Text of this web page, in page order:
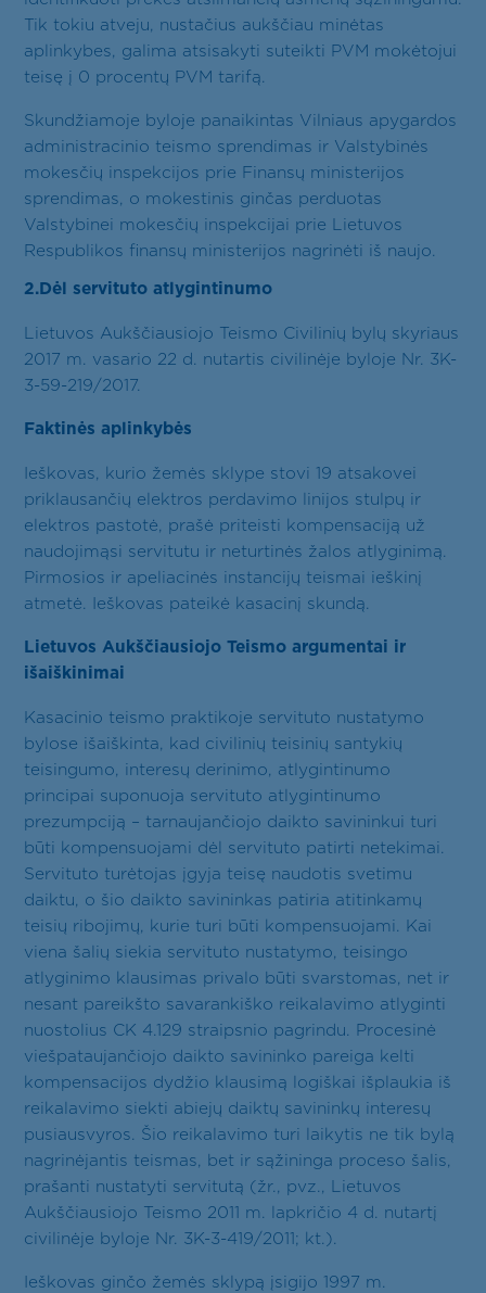
Tik tokiu atveju, nustačius aukščiau minėtas
aplinkybes, galima atsisakyti suteikti PVM mokėtojui
teisę į 0 procentų PVM tarifą.
Skundžiamoje byloje panaikintas Vilniaus apygardos
administracinio teismo sprendimas ir Valstybinės
mokesčių inspekcijos prie Finansų ministerijos
sprendimas, o mokestinis ginčas perduotas
Valstybinei mokesčių inspekcijai prie Lietuvos
Respublikos finansų ministerijos nagrinėti iš naujo.
2.Dėl servituto atlygintinumo
Lietuvos Aukščiausiojo Teismo Civilinių bylų skyriaus
2017 m. vasario 22 d. nutartis civilinėje byloje Nr. 3K-
3-59-219/2017.
Faktinės aplinkybės
Ieškovas, kurio žemės sklype stovi 19 atsakovei
priklausančių elektros perdavimo linijos stulpų ir
elektros pastotė, prašė priteisti kompensaciją už
naudojimąsi servitutu ir neturtinės žalos atlyginimą.
Pirmosios ir apeliacinės instancijų teismai ieškinį
atmetė. Ieškovas pateikė kasacinį skundą.
Lietuvos Aukščiausiojo Teismo argumentai ir
išaiškinimai
Kasacinio teismo praktikoje servituto nustatymo
bylose išaiškinta, kad civilinių teisinių santykių
teisingumo, interesų derinimo, atlygintinumo
principai suponuoja servituto atlygintinumo
prezumpciją – tarnaujančiojo daikto savininkui turi
būti kompensuojami dėl servituto patirti netekimai.
Servituto turėtojas įgyja teisę naudotis svetimu
daiktu, o šio daikto savininkas patiria atitinkamų
teisių ribojimų, kurie turi būti kompensuojami. Kai
viena šalių siekia servituto nustatymo, teisingo
atlyginimo klausimas privalo būti svarstomas, net ir
nesant pareikšto savarankiško reikalavimo atlyginti
nuostolius CK 4.129 straipsnio pagrindu. Procesinė
viešpataujančiojo daikto savininko pareiga kelti
kompensacijos dydžio klausimą logiškai išplaukia iš
reikalavimo siekti abiejų daiktų savininkų interesų
pusiausvyros. Šio reikalavimo turi laikytis ne tik bylą
nagrinėjantis teismas, bet ir sąžininga proceso šalis,
prašanti nustatyti servitutą (žr., pvz., Lietuvos
Aukščiausiojo Teismo 2011 m. lapkričio 4 d. nutartį
civilinėje byloje Nr. 3K-3-419/2011; kt.).
Ieškovas ginčo žemės sklypą įsigijo 1997 m.